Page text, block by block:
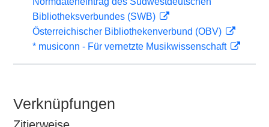
Bibliotheksverbundes (SWB)
Österreichischer Bibliothekenverbund (OBV)
* musiconn - Für vernetzte Musikwissenschaft
Verknüpfungen